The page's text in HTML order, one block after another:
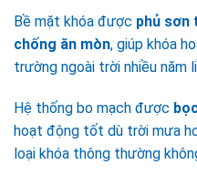
Bề mặt khóa được phủ sơn
chống ăn mòn, giúp khóa
trường ngoài trời nhiều năm
Hệ thống bo mạch được
hoạt động tốt dù trời mưa
loại khóa thông thường